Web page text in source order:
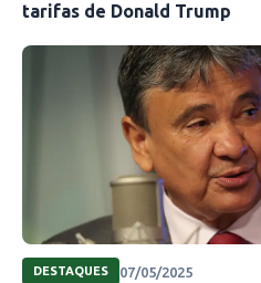
tarifas de Donald Trump
DESTAQUES 07/05/2025